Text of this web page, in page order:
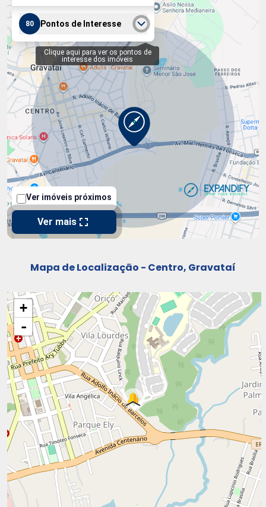
Mapa de Localização - Centro, Gravataí